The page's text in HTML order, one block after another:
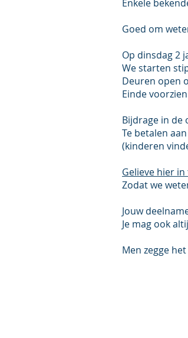
Enkele
Goed om
Op dinsdag 2
We starten
Deuren open
Einde
Bijdrage in de
Te betalen
(kinderen
Gelieve hier
Zodat we
Jouw
Je mag ook
Men zegge